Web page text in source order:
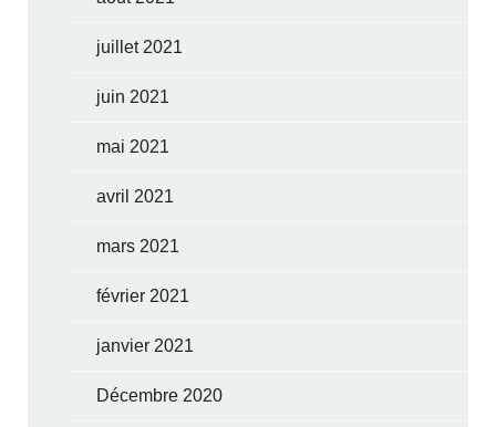
juillet 2021
juin 2021
mai 2021
avril 2021
mars 2021
février 2021
janvier 2021
Décembre 2020